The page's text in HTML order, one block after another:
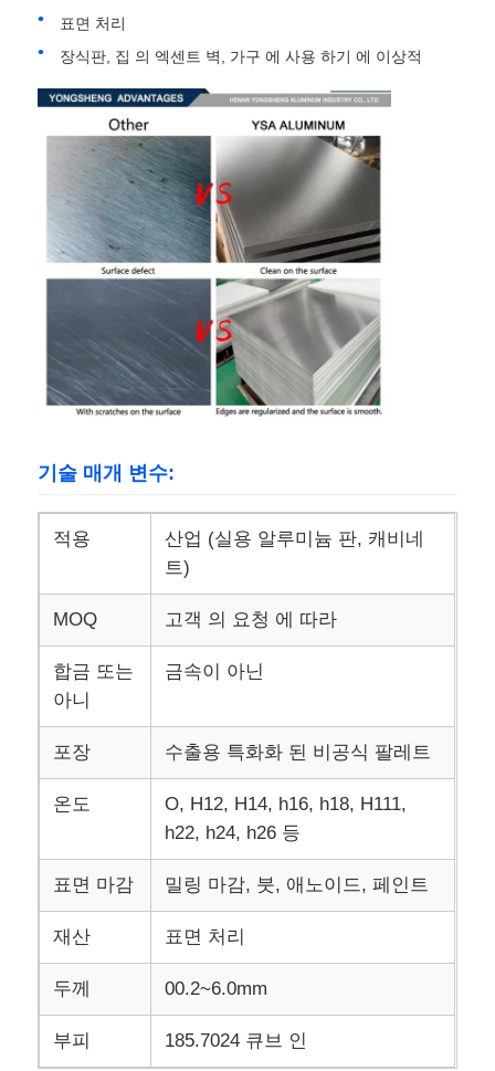
알루미늄 써클
컬러 코팅 알루미늄 코일
알루미늄 코일
알루니늄 스트립 코일
알루미늄 체커 플레이트
엠보싱된 알루미늄
밀라늄 필름
알루미늄 벌집 패널
알루미늄 벌집
표면 처리
장식판, 집 의 엑센트 벽, 가구 에 사용 하기 에 이상적
기술 매개 변수:
적용
산업 (실용 알루미늄 판, 캐비네
트)
MOQ 고객 의 요청 에 따라
합금 또는
아니
금속이 아닌
포장 수출용 특화화 된 비공식 팔레트
온도
O, H12, H14, h16, h18, H111,
h22, h24, h26 등
표면 마감 밀링 마감, 붓, 애노이드, 페인트
재산 표면 처리
두께 00.2~6.0mm
부피 185.7024 큐브 인